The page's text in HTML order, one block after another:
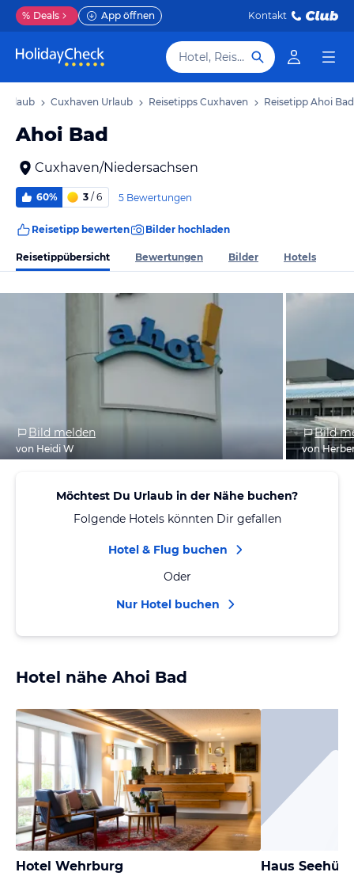
% Deals App öffnen Kontakt
Hotel, Reiseziel
Urlaub Cuxhaven Urlaub Reisetipps Cuxhaven Reisetipp Ahoi Bad
Ahoi Bad
Cuxhaven/Niedersachsen
60% 3 / 6 5 Bewertungen
Reisetipp bewerten Bilder hochladen
Reisetippübersicht Bewertungen Bilder Hotels
Bild melden
von Heidi W
Bild
von
Möchtest Du Urlaub in der Nähe buchen?
Folgende Hotels könnten Dir gefallen
Hotel & Flug buchen
Oder
Nur Hotel buchen
Hotel nähe Ahoi Bad
Hotel Wehrburg Haus